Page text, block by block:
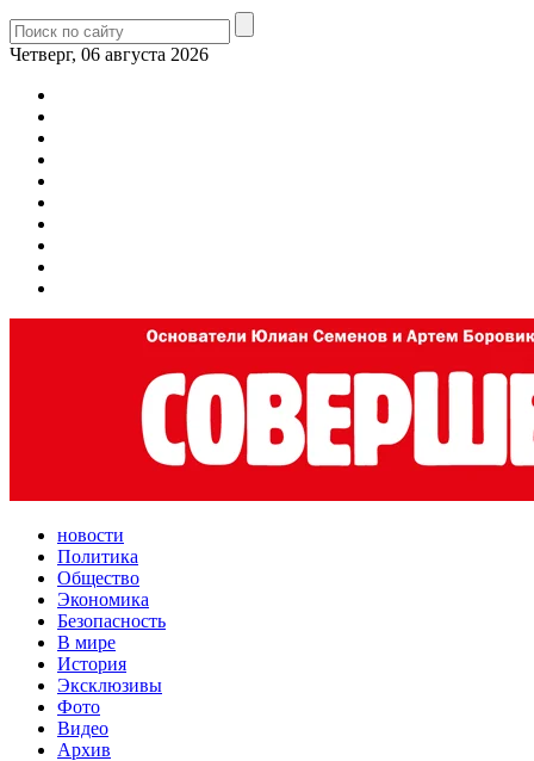
Четверг, 06 августа 2026
новости
Политика
Общество
Экономика
Безопасность
В мире
История
Эксклюзивы
Фото
Видео
Архив